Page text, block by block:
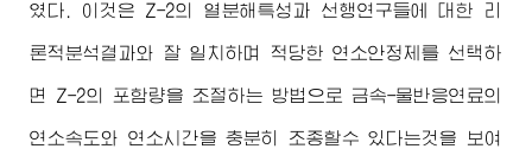
였다. 이것은 Z-2의 열분해특성과 선행연구들에 대한 리
론적분석결과와 잘 일치하며 적당한 연소안정제를 선택하
면 Z-2의 포함량을 조절하는 방법으로 금속-물반응연료의
연소속도와 연소시간을 충분히 조종할수 있다는것을 보여